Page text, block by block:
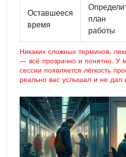
Оставшееся
время
план
работы
Никаких сложных терминов,
— всё прозрачно и понятно. У
сессии появляется лёгкость
реально вас услышал и не дал